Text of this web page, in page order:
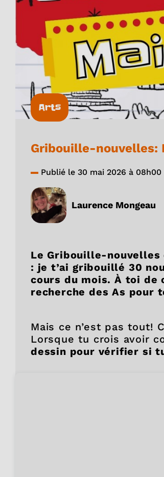
Arts
Gribouille-nouvelles:
Publié le 30 mai 2026 à 08h00
Laurence Mongeau
Le Gribouille-
: je t’ai gribouillé 30
cours du mois. À toi de
recherche des As pour
Mais ce n’est pas tout!
Lorsque tu crois avoir
dessin pour vérifier si